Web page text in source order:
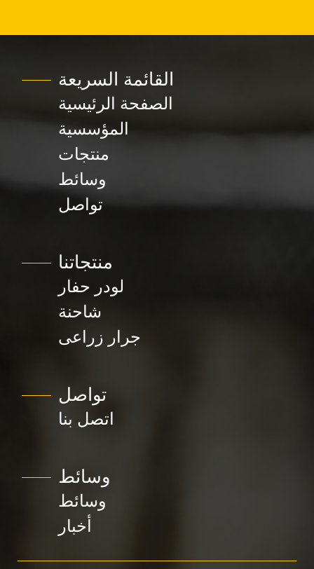
القائمة السريعة
الصفحة الرئيسية
المؤسسية
منتجات
وسائط
تواصل
منتجاتنا
لودر حفار
شاحنة
جرار زراعى
تواصل
اتصل بنا
وسائط
وسائط
أخبار